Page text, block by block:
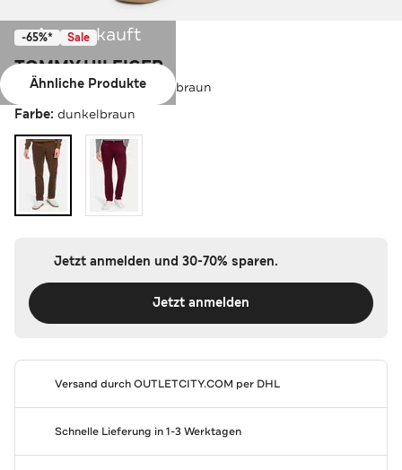
Ausverkauft
Ähnliche Produkte
-65%* Sale
TOMMY HILFIGER
Cordhose 'Denton' dunkelbraun
Farbe: dunkelbraun
Jetzt anmelden und 30-70% sparen.
Jetzt anmelden
Versand durchOUTLETCITY.COM per DHL
Schnelle Lieferung in 1-3 Werktagen